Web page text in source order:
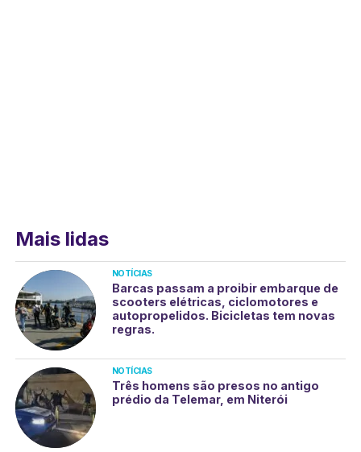
Mais lidas
NOTÍCIAS
Barcas passam a proibir embarque de
scooters elétricas, ciclomotores e
autopropelidos. Bicicletas tem novas
regras.
NOTÍCIAS
Três homens são presos no antigo
prédio da Telemar, em Niterói